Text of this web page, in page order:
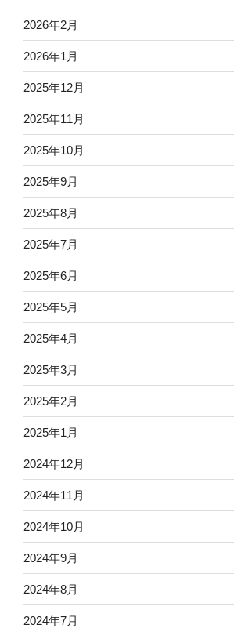
2026年2月
2026年1月
2025年12月
2025年11月
2025年10月
2025年9月
2025年8月
2025年7月
2025年6月
2025年5月
2025年4月
2025年3月
2025年2月
2025年1月
2024年12月
2024年11月
2024年10月
2024年9月
2024年8月
2024年7月